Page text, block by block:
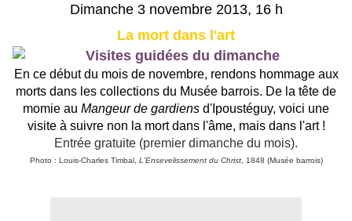
Dimanche 3 novembre 2013, 16 h
La mort dans l'art
En ce début du mois de novembre, rendons hommage aux
morts dans les collections du Musée barrois. De la tête de
momie au Mangeur de gardiens d'Ipoustéguy, voici une
visite à suivre non la mort dans l'âme, mais dans l'art !
Entrée gratuite (premier dimanche du mois).
Photo : Louis-Charles Timbal, L'Ensevelissement du Christ, 1848 (Musée barrois)